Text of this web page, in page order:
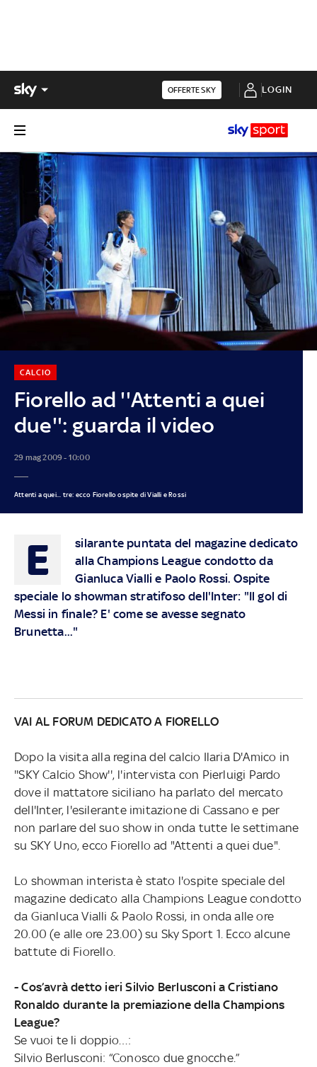
OFFERTE SKY LOGIN
Fiorello ad ''Attenti a quei
due'': guarda il video
CALCIO
29 mag 2009 - 10:00
Attenti a quei... tre: ecco Fiorello ospite di Vialli e Rossi
E
silarante puntata del magazine dedicato
alla Champions League condotto da
Gianluca Vialli e Paolo Rossi. Ospite
speciale lo showman stratifoso dell'Inter: "Il gol di
Messi in finale? E' come se avesse segnato
Brunetta..."
VAI AL FORUM DEDICATO A FIORELLO
Dopo la visita alla regina del calcio Ilaria D'Amico in
''SKY Calcio Show'', l'intervista con Pierluigi Pardo
dove il mattatore siciliano ha parlato del mercato
dell'Inter, l'esilerante imitazione di Cassano e per
non parlare del suo show in onda tutte le settimane
su SKY Uno, ecco Fiorello ad "Attenti a quei due".
Lo showman interista è stato l'ospite speciale del
magazine dedicato alla Champions League condotto
da Gianluca Vialli & Paolo Rossi, in onda alle ore
20.00 (e alle ore 23.00) su Sky Sport 1. Ecco alcune
battute di Fiorello.
- Cos’avrà detto ieri Silvio Berlusconi a Cristiano
Ronaldo durante la premiazione della Champions
League?
Se vuoi te li doppio…:
Silvio Berlusconi: “Conosco due gnocche.”